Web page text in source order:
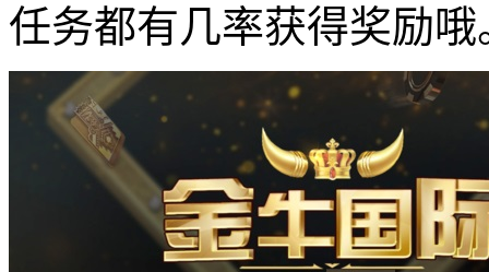
任务都有几率获得奖励哦